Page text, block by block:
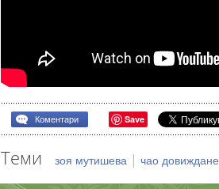
Коментари Save
Теми зоя мутишева | чао довиждане